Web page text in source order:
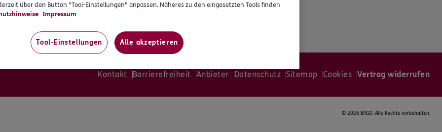
sind Termine auch außerhalb
Kontakt Barrierefreiheit Anbieter Datenschutz Sitemap Cookies Vertrag widerrufen
© 2026 ERGO. Alle Rechte vorbehalten.
über den Button "Tool-Einstellungen" anpassen. Näheres zu den eingesetzten Tools finden
Impressum
Tool-Einstellungen Alle akzeptieren